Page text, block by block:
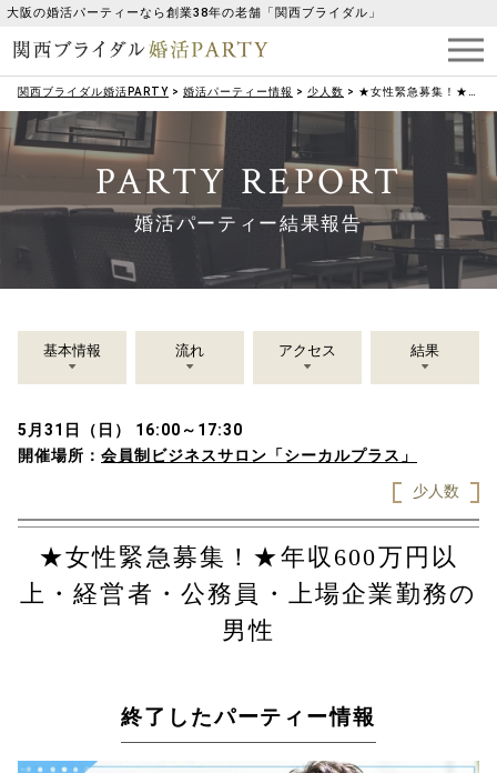
大阪の婚活パーティーなら創業38年の老舗「関西ブライダル」
関西ブライダル婚活PARTY > 婚活パーティー情報 > 少人数 > ★女性緊急募集！★年収600万円以上・経営者・公務員・上場企業勤務の男性
PARTY REPORT
婚活パーティー結果報告
基本情報 流れ アクセス 結果
5月31日（日） 16:00～17:30
開催場所： 会員制ビジネスサロン「シーカルプラス」
少人数
★女性緊急募集！★年収600万円以
上・経営者・公務員・上場企業勤務の
男性
終了したパーティー情報